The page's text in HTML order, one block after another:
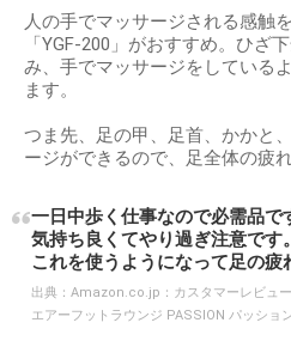
人の手でマッサージされる感触
「YGF-200」がおすすめ。ひざ
み、手でマッサージをしている
ます。
つま先、足の甲、足首、かかと
ージができるので、足全体の疲
一日中歩く仕事なので必需品で
気持ち良くてやり過ぎ注意です。
これを使うようになって足の疲
出典： Amazon.co.jp：カスタマーレビュ
エアーフットラウンジ PASSION パッショ